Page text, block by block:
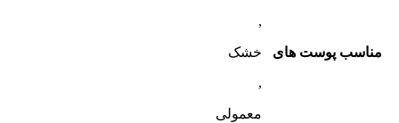
پوست های
خشک
معمولی